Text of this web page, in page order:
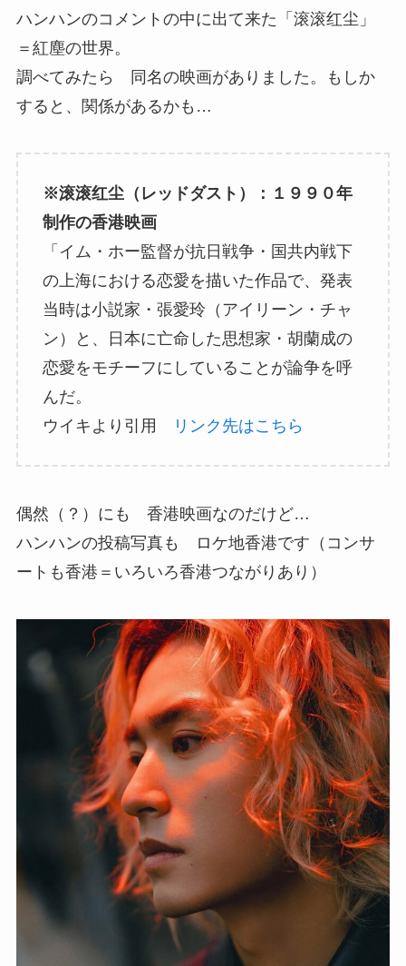
ハンハンのコメントの中に出て来た「滚滚红尘」
＝紅塵の世界。
調べてみたら 同名の映画がありました。もしか
すると、関係があるかも…
※滚滚红尘（レッドダスト）：１９９０年
制作の香港映画
「イム・ホー監督が抗日戦争・国共内戦下
の上海における恋愛を描いた作品で、発表
当時は小説家・張愛玲（アイリーン・チャ
ン）と、日本に亡命した思想家・胡蘭成の
恋愛をモチーフにしていることが論争を呼
んだ。
ウイキより引用
リンク先はこちら
偶然（？）にも 香港映画なのだけど…
ハンハンの投稿写真も ロケ地香港です（コンサ
ートも香港＝いろいろ香港つながりあり）